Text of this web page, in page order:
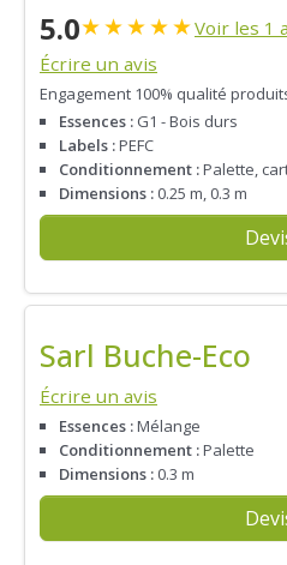
5.0★★★★★Voir les 1
Écrire un avis
Engagement 100% qualité
Essences : G1 - Bois durs
Labels :PEFC
Conditionnement :Palette,
Dimensions : 0.25 m, 0.3 m
Sarl Buche-Eco
Écrire un avis
Essences :Mélange
Conditionnement :Palette
Dimensions : 0.3 m